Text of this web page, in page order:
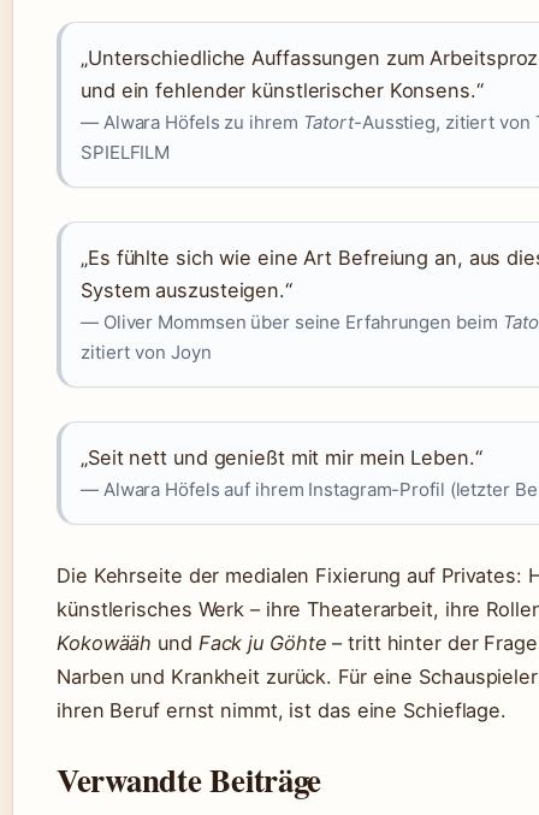
„Unterschiedliche Auffassungen zum
und ein fehlender künstlerischer Konsens.“
— Alwara Höfels zu ihrem Tatort-Ausstieg, zitiert von
SPIELFILM
„Es fühlte sich wie eine Art Befreiung an, aus
System auszusteigen.“
— Oliver Mommsen über seine Erfahrungen beim
zitiert von Joyn
„Seit nett und genießt mit mir mein Leben.“
— Alwara Höfels auf ihrem Instagram-Profil (letzter
Die Kehrseite der medialen Fixierung auf Privates:
künstlerisches Werk – ihre Theaterarbeit, ihre
Kokowääh und Fack ju Göhte – tritt hinter der
Narben und Krankheit zurück. Für eine
ihren Beruf ernst nimmt, ist das eine Schieflage.
Verwandte Beiträge